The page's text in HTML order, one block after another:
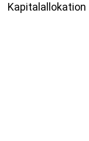
Kapitalallokation